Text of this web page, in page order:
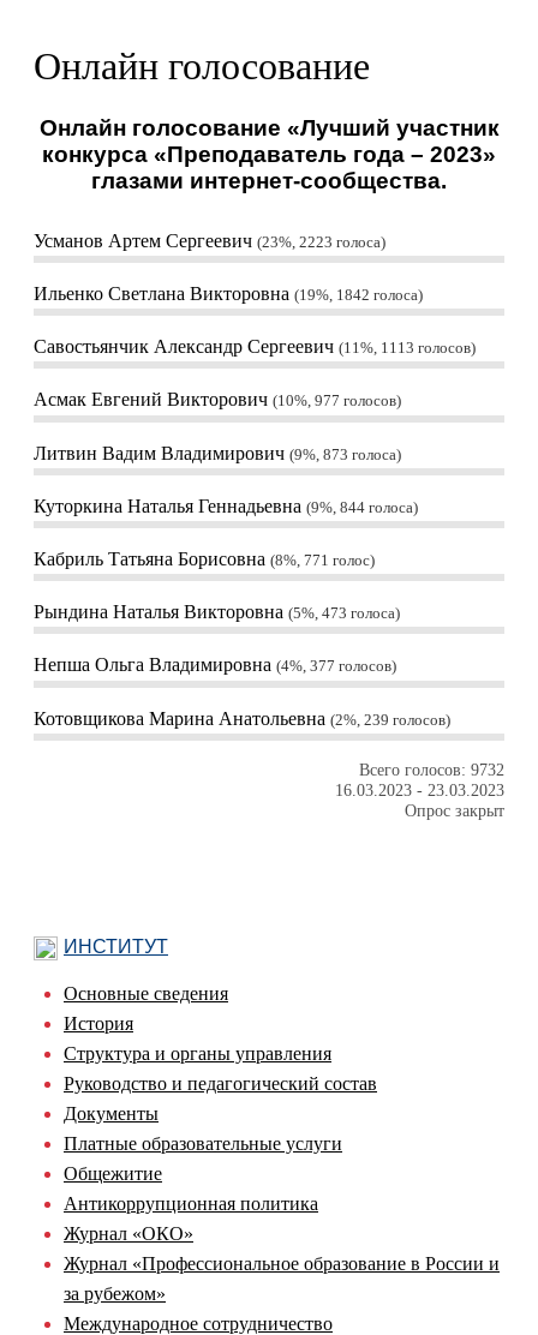
Онлайн голосование
Онлайн голосование «Лучший участник
конкурса «Преподаватель года – 2023»
глазами интернет-сообщества.
Усманов Артем Сергеевич 23%, 2223 голоса
Ильенко Светлана Викторовна 19%, 1842 голоса
Савостьянчик Александр Сергеевич 11%, 1113 голосов
Асмак Евгений Викторович 10%, 977 голосов
Литвин Вадим Владимирович 9%, 873 голоса
Куторкина Наталья Геннадьевна 9%, 844 голоса
Кабриль Татьяна Борисовна 8%, 771 голос
Рындина Наталья Викторовна 5%, 473 голоса
Непша Ольга Владимировна 4%, 377 голосов
Котовщикова Марина Анатольевна 2%, 239 голосов
Всего голосов: 9732
16.03.2023 - 23.03.2023
Опрос закрыт
ИНСТИТУТ
Основные сведения
История
Структура и органы управления
Руководство и педагогический состав
Документы
Платные образовательные услуги
Общежитие
Антикоррупционная политика
Журнал «ОКО»
Журнал «Профессиональное образование в России и
за рубежом»
Международное сотрудничество